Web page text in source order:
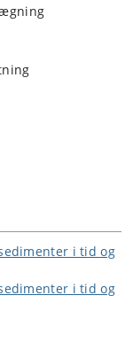
i tid og
i tid og